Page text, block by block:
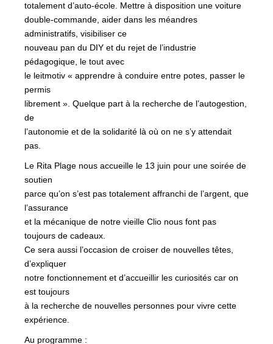
totalement d’auto-école. Mettre à disposition une voiture
double-commande, aider dans les méandres
administratifs, visibiliser ce
nouveau pan du DIY et du rejet de l’industrie
pédagogique, le tout avec
le leitmotiv « apprendre à conduire entre potes, passer le
permis
librement ». Quelque part à la recherche de l’autogestion,
de
l’autonomie et de la solidarité là où on ne s’y attendait
pas.
Le Rita Plage nous accueille le 13 juin pour une soirée de
soutien
parce qu’on s’est pas totalement affranchi de l’argent, que
l’assurance
et la mécanique de notre vieille Clio nous font pas
toujours de cadeaux.
Ce sera aussi l’occasion de croiser de nouvelles têtes,
d’expliquer
notre fonctionnement et d’accueillir les curiosités car on
est toujours
à la recherche de nouvelles personnes pour vivre cette
expérience.
Au programme :